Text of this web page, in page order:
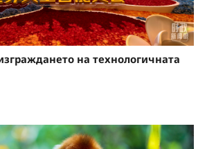
на технологичната